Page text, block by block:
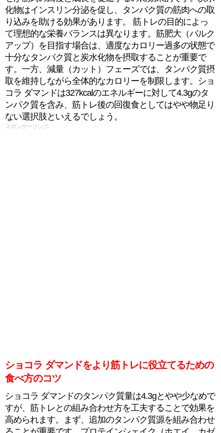
化物はインスリン分泌を促し、タンパク質の筋肉への取
り込みを助ける効果があります。 筋トレの目的によっ
て理想的な栄養バランスは異なります。筋肥大（バルク
アップ）を目指す場合は、適度なカロリー過多の状態で
十分なタンパク質と炭水化物を摂取することが重要で
す。一方、減量（カット）フェーズでは、タンパク質摂
取を維持しながら全体的なカロリーを制限します。ショ
コラ ダマンドは327kcalのエネルギーに対して4.3gのタ
ンパク質を含み、筋トレ後の回復食としてはやや物足り
ない選択肢といえるでしょう。
スポンサーリンク
ショコラ ダマンドをより筋トレに役立てるための
食べ方のコツ
ショコラ ダマンドのタンパク質量は4.3gとやや少なめで
すが、筋トレとの組み合わせ方を工夫することで効果を
高められます。まず、追加のタンパク質源を組み合わせ